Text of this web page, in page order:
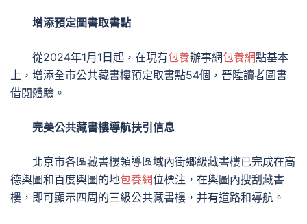
增添預定圖書取書點
從2024年1月1日起，在現有包養辦事網包養網點基本
上，增添全市公共藏書樓預定取書點54個，晉陞讀者圖書
借閱體驗。
完美公共藏書樓導航扶引信息
北京市各區藏書樓領導區域內街鄉級藏書樓已完成在高
德輿圖和百度輿圖的地包養網位標注，在輿圖內搜刮藏書
樓，即可顯示四周的三級公共藏書樓，并有道路和導航。